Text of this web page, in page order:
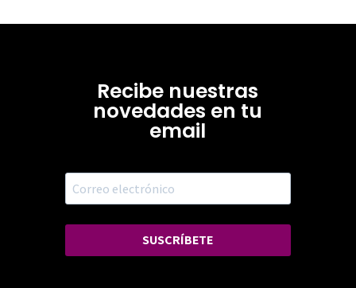
Recibe nuestras
novedades en tu
email
SUSCRÍBETE